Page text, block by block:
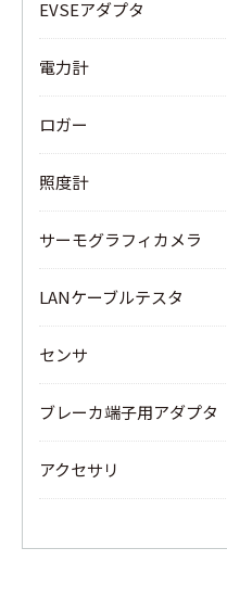
EVSEアダプタ
EVSEアダプタ
電力計
電力計
電源品質アナライザ
WHM結線確認試験器
クランプパワーメータ
ロガー
Ior漏電監視ロガー
電流/電圧用データロ
照度計
照度計
サーモグラフィカメラ
サーモグラフィカメラ
LANケーブルテスタ
LANケーブルテスタ
リモートユニット
センサ
負荷電流検出型クラン
リーク～負荷電流検出
Ior用リーク電流検出型
ブレーカ端子用アダプタ
3Pブレーカ端子用アダ
アクセサリ
温度センサ/プローブ